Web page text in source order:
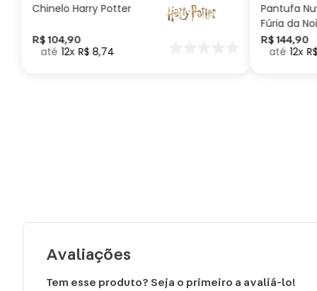
Chinelo Harry Potter
R$ 104,90
12 R$ 8,74
Pantufa
Fúria da
Como
seu Dragão
R$ 144,90
12 R$
Avaliações
Tem esse produto? Seja o primeiro a avaliá-lo!